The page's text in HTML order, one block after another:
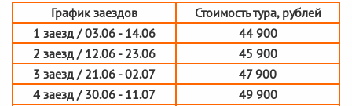
График заездов
Стоимость тура, рублей
1 заезд / 03.06 - 14.06
44 900
2 заезд / 12.06 - 23.06
45 900
3 заезд / 21.06 - 02.07
47 900
4 заезд / 30.06 - 11.07
49 900